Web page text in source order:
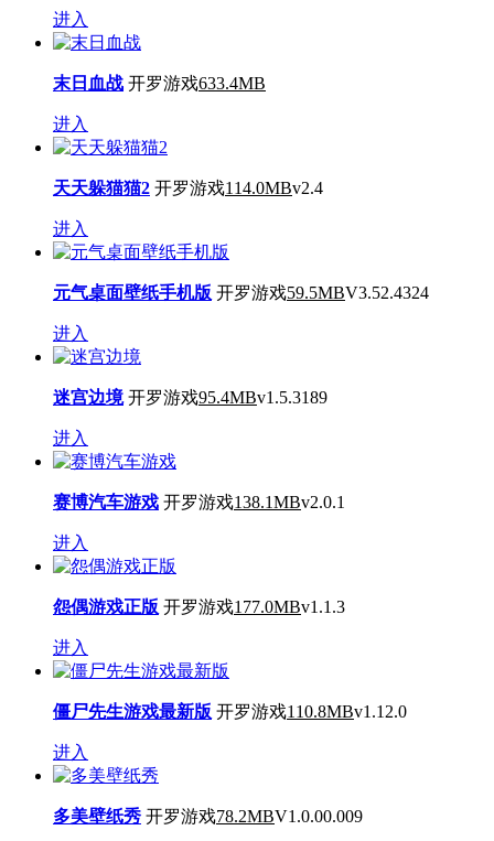
进入
末日血战 开罗游戏633.4MB
进入
天天躲猫猫2 开罗游戏114.0MBv2.4
进入
元气桌面壁纸手机版 开罗游戏59.5MBV3.52.4324
进入
迷宫边境 开罗游戏95.4MBv1.5.3189
进入
赛博汽车游戏 开罗游戏138.1MBv2.0.1
进入
怨偶游戏正版 开罗游戏177.0MBv1.1.3
进入
僵尸先生游戏最新版 开罗游戏110.8MBv1.12.0
进入
多美壁纸秀 开罗游戏78.2MBV1.0.00.009